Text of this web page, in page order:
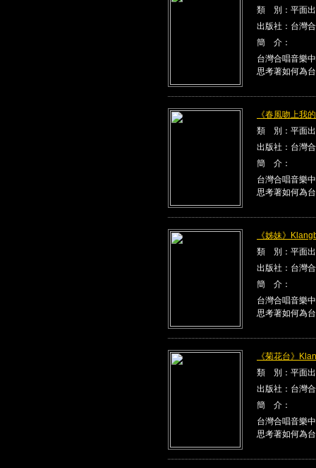
類 別：平面
出版社：台灣
簡 介：
台灣合唱音樂
思考著如何為
《春風吻上我
類 別：平面
出版社：台灣
簡 介：
台灣合唱音樂
思考著如何為
《姊妹》
類 別：平面
出版社：台灣
簡 介：
台灣合唱音樂
思考著如何為
《菊花台》
類 別：平面
出版社：台灣
簡 介：
台灣合唱音樂
思考著如何為